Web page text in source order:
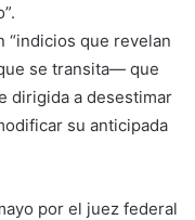
“indicios que revelan
se transita— que
dirigida a desestimar
su anticipada
por el juez federal